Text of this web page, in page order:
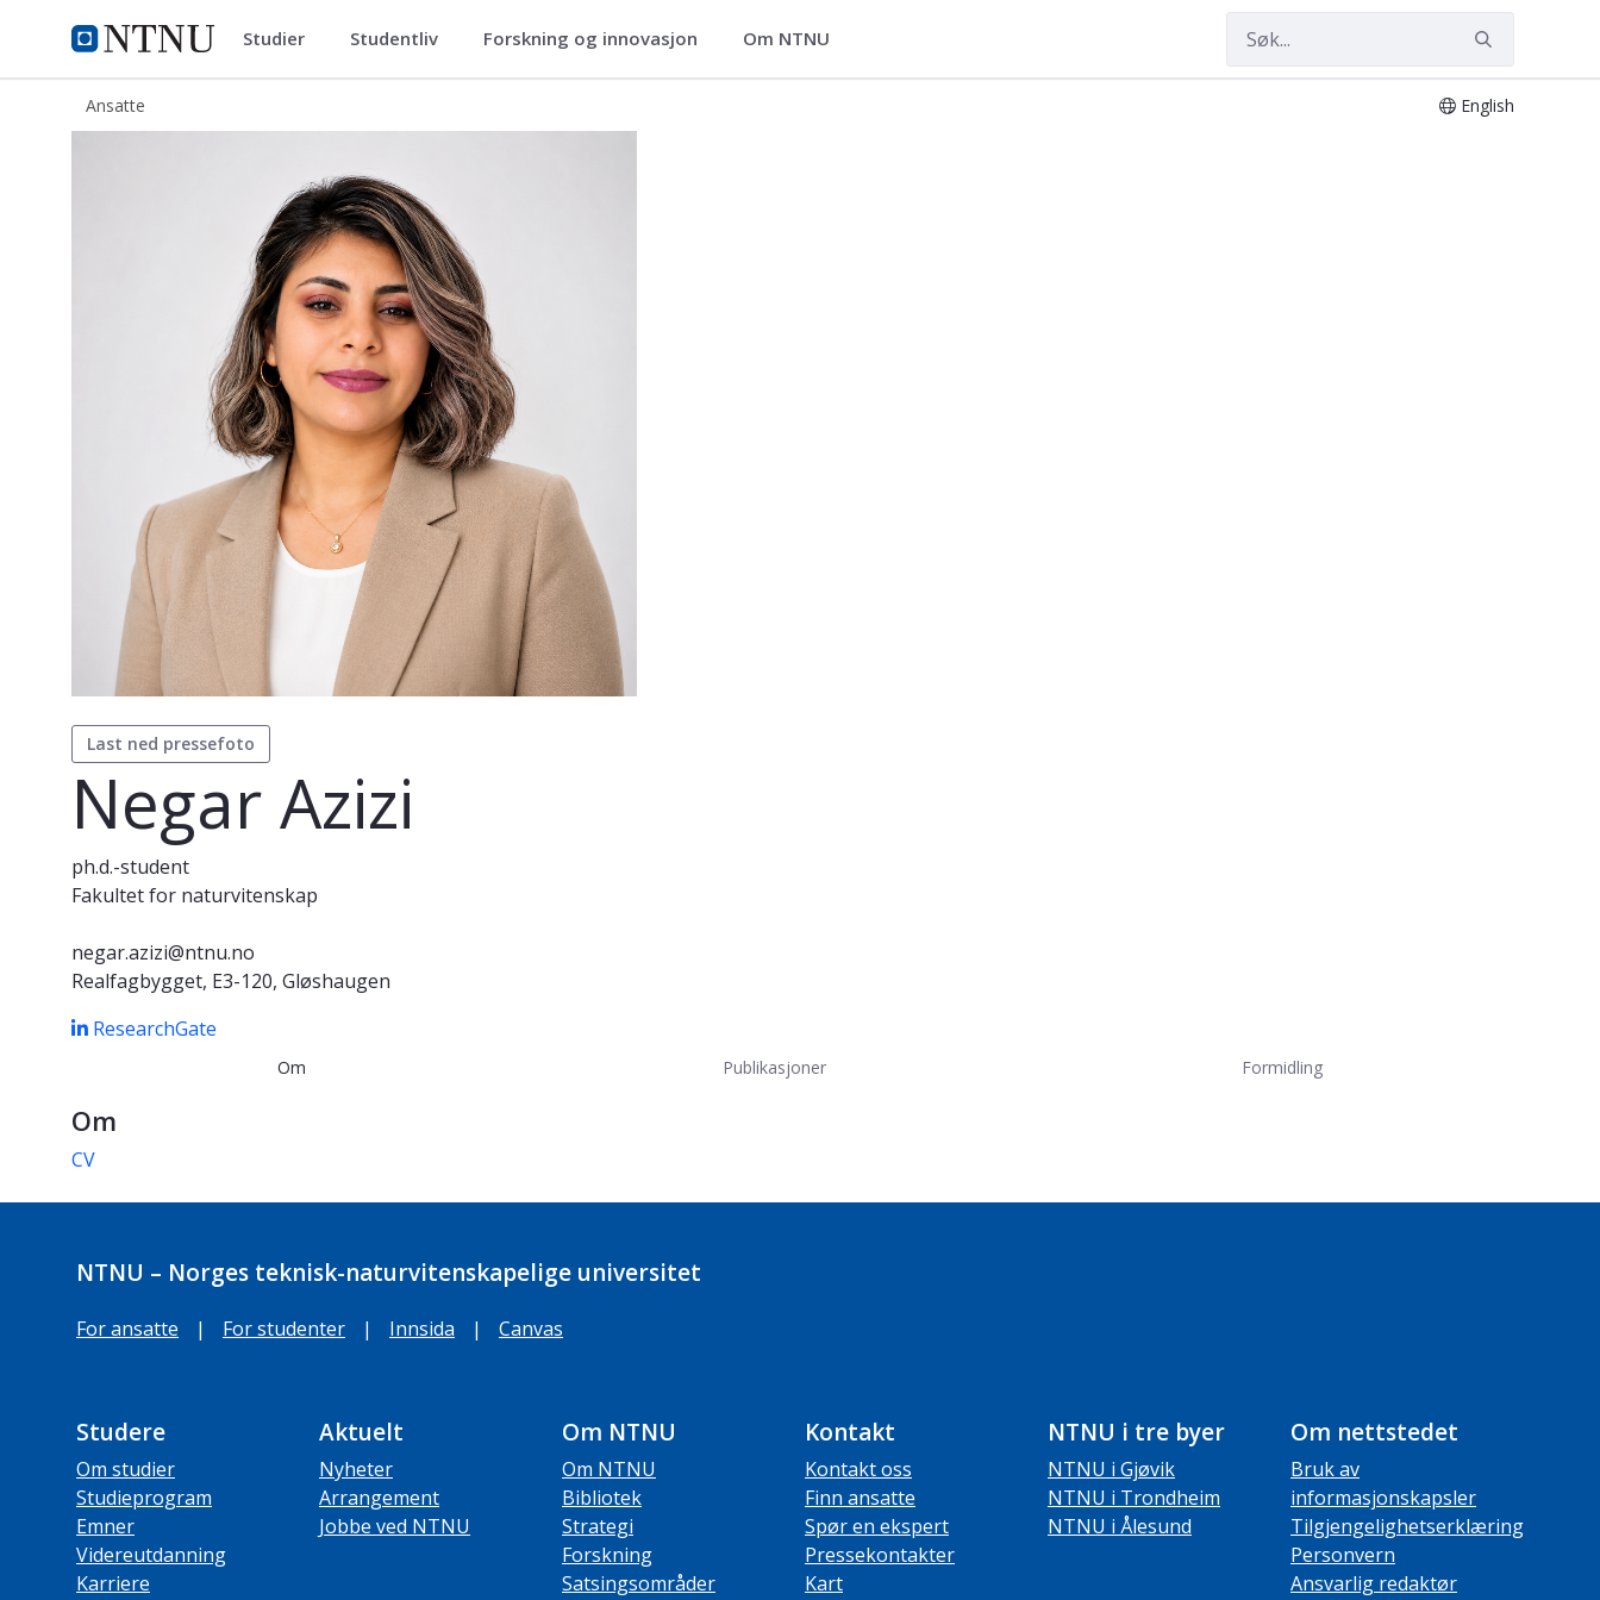
NTNU Hjemmeside
ntnu.no Studier Studentliv Forskning og innovasjon Om NTNU
Ansatte English
Last ned pressefoto
Negar Azizi
ph.d.-student
Fakultet for naturvitenskap
negar.azizi@ntnu.no
Realfagbygget, E3-120, Gløshaugen
ResearchGate
Om Publikasjoner Formidling
Om
CV
NTNU – Norges teknisk-naturvitenskapelige universitet
For ansatte | For studenter | Innsida | Canvas
Studere
Om studier
Studieprogram
Emner
Videreutdanning
Karriere
Aktuelt
Nyheter
Arrangement
Jobbe ved NTNU
Om NTNU
Om NTNU
Bibliotek
Strategi
Forskning
Satsingsområder
Kontakt
Kontakt oss
Finn ansatte
Spør en ekspert
Pressekontakter
Kart
NTNU i tre byer
NTNU i Gjøvik
NTNU i Trondheim
NTNU i Ålesund
Om nettstedet
Bruk av
informasjonskapsler
Tilgjengelighetserklæring
Personvern
Ansvarlig redaktør